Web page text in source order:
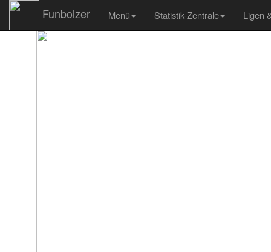
Funbolzer Menü Statistik-Zentrale Ligen